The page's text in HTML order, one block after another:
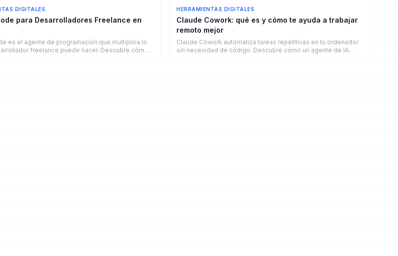
DIGITALES
para Desarrolladores Freelance en
es el agente de programación que multiplica lo
freelance puede hacer. Descubre cómo
HERRAMIENTAS DIGITALES
Claude Cowork: qué es y cómo te ayuda a trabajar
remoto mejor
Claude Cowork automatiza tareas repetitivas en tu ordenador
sin necesidad de código. Descubre cómo un agente de IA